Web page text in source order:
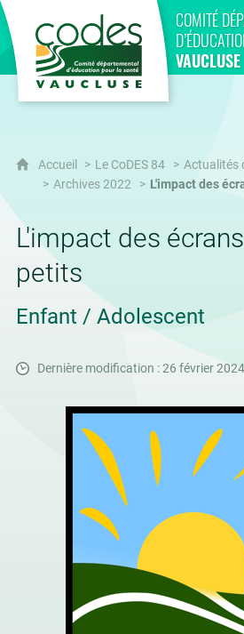
COMITÉ
VAUCLUSE
CoDES 84
Accueil Le CoDES 84
Actualités
Archives 2022
L'impact des
L'impact des
petits
Enfant / Adolescent
Dernière modification : 26 février 2024